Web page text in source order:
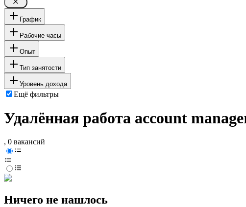
График
Рабочие часы
Опыт
Тип занятости
Уровень дохода
Ещё фильтры
Удалённая работа account
, 0 вакансий
Ничего не нашлось